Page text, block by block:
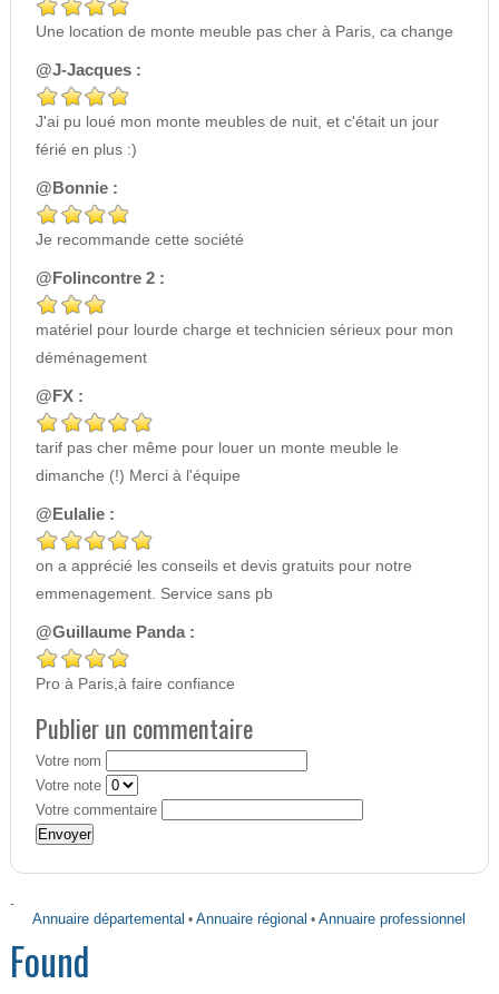
Une location de monte meuble pas cher à Paris, ca change
@J-Jacques :
J'ai pu loué mon monte meubles de nuit, et c'était un jour
férié en plus :)
@Bonnie :
Je recommande cette société
@Folincontre 2 :
matériel pour lourde charge et technicien sérieux pour mon
déménagement
@FX :
tarif pas cher même pour louer un monte meuble le
dimanche (!) Merci à l'équipe
@Eulalie :
on a apprécié les conseils et devis gratuits pour notre
emmenagement. Service sans pb
@Guillaume Panda :
Pro à Paris,à faire confiance
Publier un commentaire
Votre nom
Votre note
Votre commentaire
-
Annuaire départemental •Annuaire régional •Annuaire professionnel
Found